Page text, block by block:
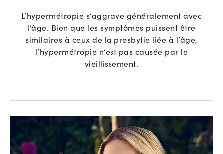
L’hypermétropie s’aggrave généralement avec
l’âge. Bien que les symptômes puissent être
similaires à ceux de la presbytie liée à l’âge,
l’hypermétropie n’est pas causée par le
vieillissement.